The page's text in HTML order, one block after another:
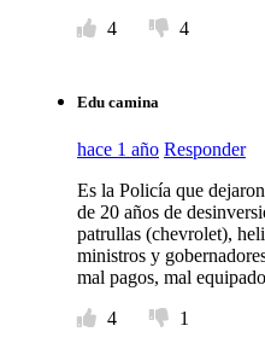
4
4
Edu camina
hace 1 año Responder
Es la Policía que
de 20 años de
patrullas (chevrolet),
ministros y
mal pagos, mal
4
1